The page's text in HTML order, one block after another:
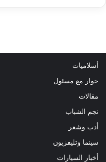
أسلاميات
حوار مع مسئول
مقالات
نجم الشباب
أدب وشعر
سينما وتليفزيون
أخبار السيارات